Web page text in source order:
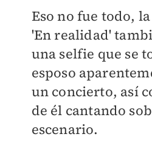
Eso no fue todo,
'En realidad'
una selfie que se
esposo
un concierto, así
de él cantando
escenario.